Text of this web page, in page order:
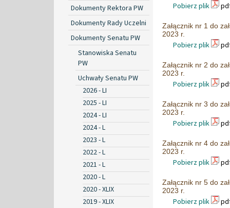
Dokumenty Rektora PW
Dokumenty Rady Uczelni
Dokumenty Senatu PW
Stanowiska Senatu
PW
Uchwały Senatu PW
2026 - LI
2025 - LI
2024 - LI
2024 - L
2023 - L
2022 - L
2021 - L
2020 - L
2020 - XLIX
2019 - XLIX
Pobierz plik
Załącznik nr 1 do
2023 r.
Pobierz plik
Załącznik nr 2 do
2023 r.
Pobierz plik
Załącznik nr 3 do
2023 r.
Pobierz plik
Załącznik nr 4 do
2023 r.
Pobierz plik
Załącznik nr 5 do
2023 r.
Pobierz plik